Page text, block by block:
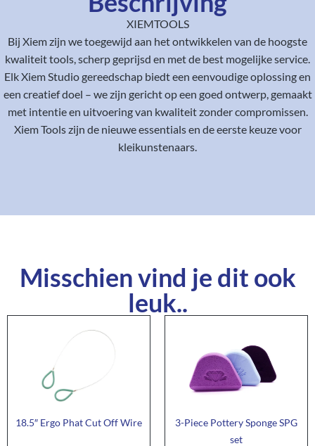
XIEMTOOLS
Bij Xiem zijn we toegewijd aan het ontwikkelen van de hoogste
kwaliteit tools, scherp geprijsd en met de best mogelijke service.
Elk Xiem Studio gereedschap biedt een eenvoudige oplossing en
een creatief doel – we zijn gericht op een goed ontwerp, gemaakt
met intentie en uitvoering van kwaliteit zonder compromissen.
Xiem Tools zijn de nieuwe essentials en de eerste keuze voor
kleikunstenaars.
Misschien vind je dit ook
leuk..
18.5″ Ergo Phat Cut Off Wire
3-Piece Pottery Sponge SPG
set